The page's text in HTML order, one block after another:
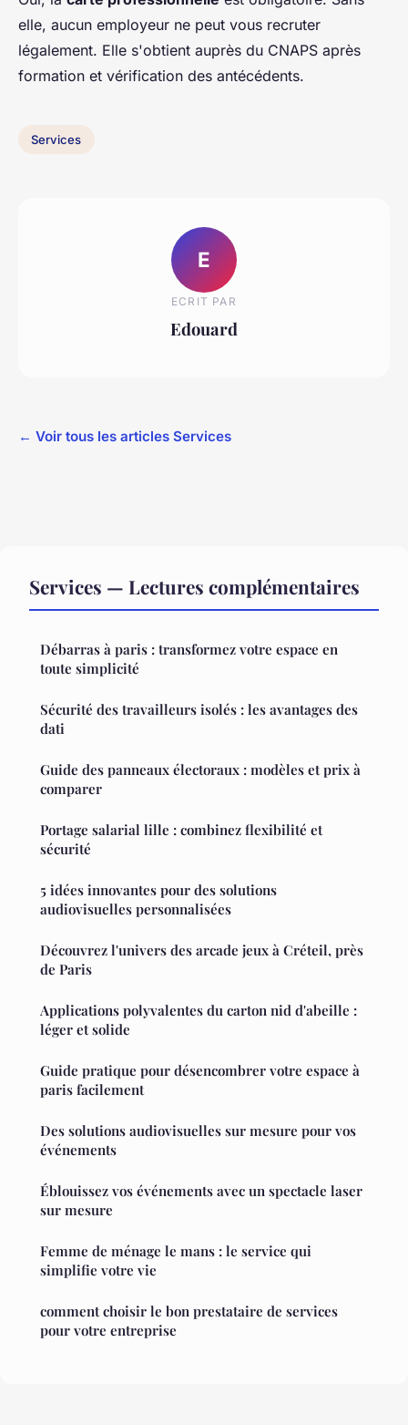
elle, aucun employeur ne peut vous recruter
légalement. Elle s'obtient auprès du CNAPS après
formation et vérification des antécédents.
Services
E
ECRIT PAR
Edouard
← Voir tous les articles Services
Services — Lectures complémentaires
Débarras à paris : transformez votre espace en
toute simplicité
Sécurité des travailleurs isolés : les avantages des
dati
Guide des panneaux électoraux : modèles et prix à
comparer
Portage salarial lille : combinez flexibilité et
sécurité
5 idées innovantes pour des solutions
audiovisuelles personnalisées
Découvrez l'univers des arcade jeux à Créteil, près
de Paris
Applications polyvalentes du carton nid d'abeille :
léger et solide
Guide pratique pour désencombrer votre espace à
paris facilement
Des solutions audiovisuelles sur mesure pour vos
événements
Éblouissez vos événements avec un spectacle laser
sur mesure
Femme de ménage le mans : le service qui
simplifie votre vie
comment choisir le bon prestataire de services
pour votre entreprise